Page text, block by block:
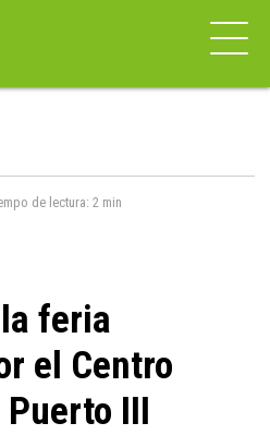
de lectura: 2 min
feria
el Centro
III